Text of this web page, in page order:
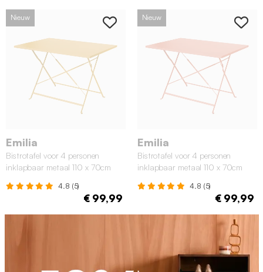
Nieuw
Emilia
Bistrotafel voor 4 personen
inklapbaar metaal 110 x 70cm
4.8 (5)
€ 99,99
Nieuw
Emilia
Bistrotafel voor 4 personen
inklapbaar metaal 110 x 70cm
4.8 (5)
€ 99,99